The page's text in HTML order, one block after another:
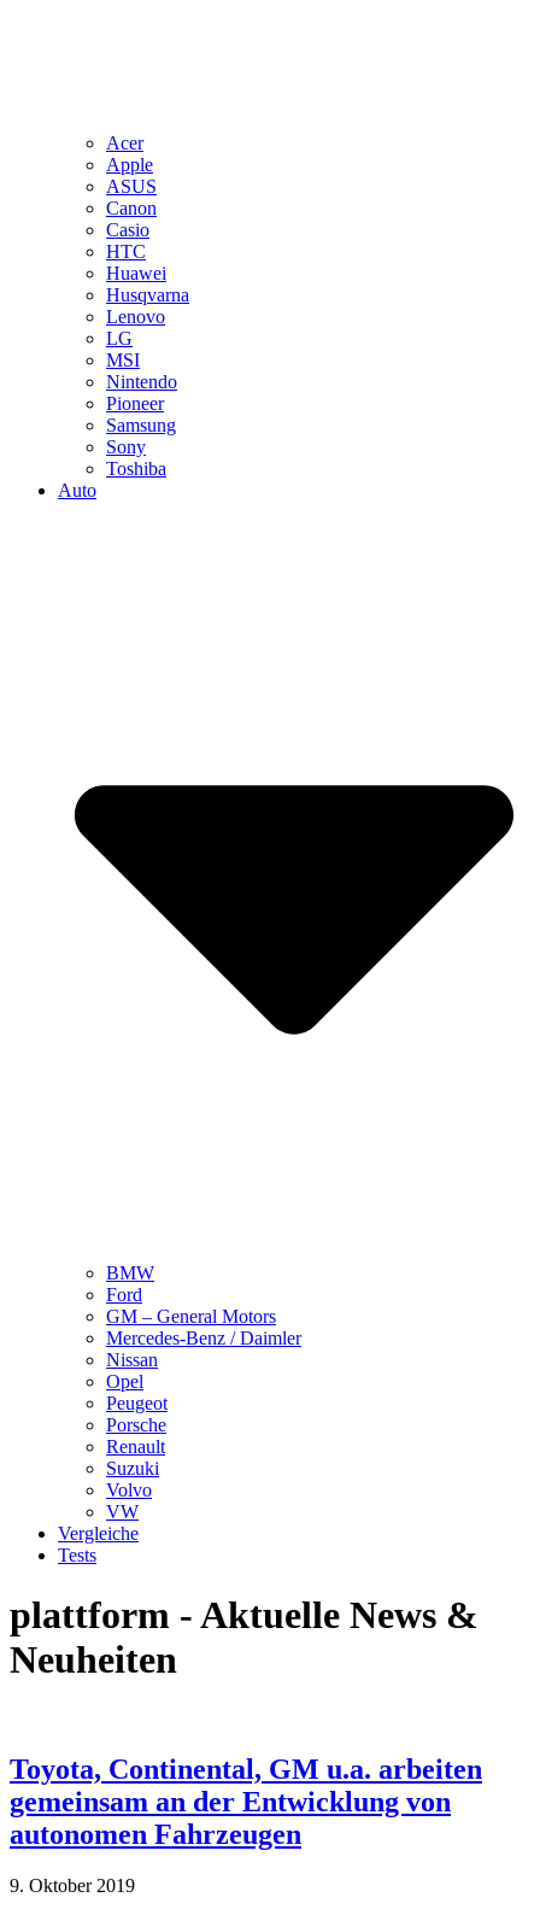
Acer
Apple
ASUS
Canon
Casio
HTC
Huawei
Husqvarna
Lenovo
LG
MSI
Nintendo
Pioneer
Samsung
Sony
Toshiba
Auto
BMW
Ford
GM – General Motors
Mercedes-Benz / Daimler
Nissan
Opel
Peugeot
Porsche
Renault
Suzuki
Volvo
VW
Vergleiche
Tests
plattform - Aktuelle News &
Neuheiten
Toyota, Continental, GM u.a. arbeiten
gemeinsam an der Entwicklung von
autonomen Fahrzeugen
9. Oktober 2019